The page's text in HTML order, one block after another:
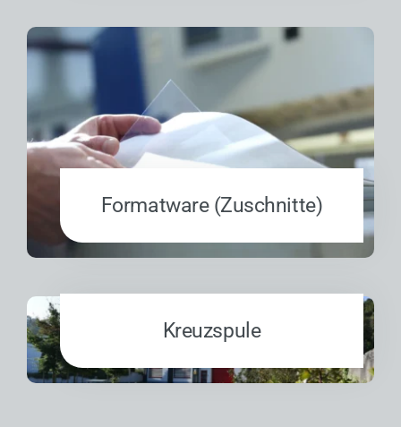
Formatware (Zuschnitte)
Kreuzspule